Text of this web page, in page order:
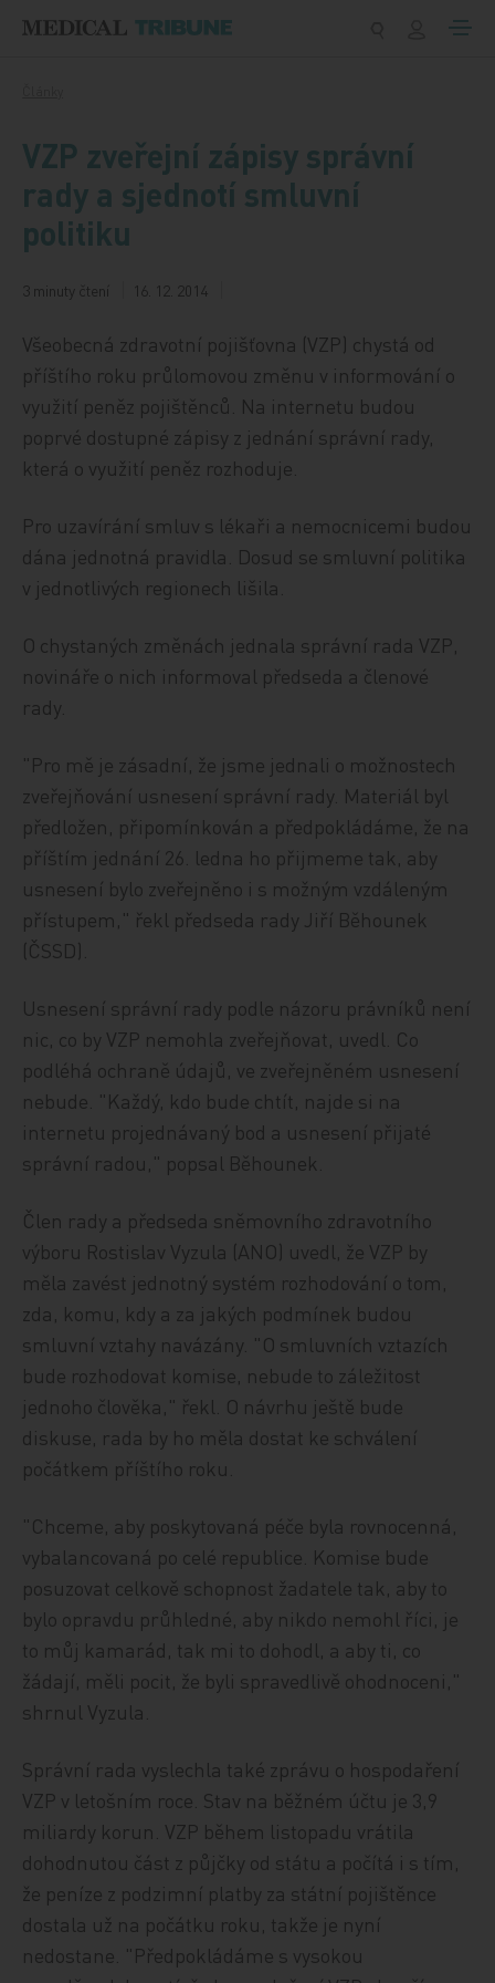
VZP zveřejní zápisy správní
rady a sjednotí smluvní
politiku
3 minuty čtení 16. 12. 2014
Všeobecná zdravotní pojišťovna (VZP) chystá od
příštího roku průlomovou změnu v informování o
využití peněz pojištěnců. Na internetu budou
poprvé dostupné zápisy z jednání správní rady,
která o využití peněz rozhoduje.
Pro uzavírání smluv s lékaři a nemocnicemi budou
dána jednotná pravidla. Dosud se smluvní politika
v jednotlivých regionech lišila.
O chystaných změnách jednala správní rada VZP,
novináře o nich informoval předseda a členové
rady.
"Pro mě je zásadní, že jsme jednali o možnostech
zveřejňování usnesení správní rady. Materiál byl
předložen, připomínkován a předpokládáme, že na
příštím jednání 26. ledna ho přijmeme tak, aby
usnesení bylo zveřejněno i s možným vzdáleným
přístupem," řekl předseda rady Jiří Běhounek
(ČSSD).
Usnesení správní rady podle názoru právníků není
nic, co by VZP nemohla zveřejňovat, uvedl. Co
podléhá ochraně údajů, ve zveřejněném usnesení
nebude. "Každý, kdo bude chtít, najde si na
internetu projednávaný bod a usnesení přijaté
správní radou," popsal Běhounek.
Člen rady a předseda sněmovního zdravotního
výboru Rostislav Vyzula (ANO) uvedl, že VZP by
měla zavést jednotný systém rozhodování o tom,
zda, komu, kdy a za jakých podmínek budou
smluvní vztahy navázány. "O smluvních vztazích
bude rozhodovat komise, nebude to záležitost
jednoho člověka," řekl. O návrhu ještě bude
diskuse, rada by ho měla dostat ke schválení
počátkem příštího roku.
"Chceme, aby poskytovaná péče byla rovnocenná,
vybalancovaná po celé republice. Komise bude
posuzovat celkově schopnost žadatele tak, aby to
bylo opravdu průhledné, aby nikdo nemohl říci, je
to můj kamarád, tak mi to dohodl, a aby ti, co
žádají, měli pocit, že byli spravedlivě ohodnoceni,"
shrnul Vyzula.
Správní rada vyslechla také zprávu o hospodaření
VZP v letošním roce. Stav na běžném účtu je 3,9
miliardy korun. VZP během listopadu vrátila
dohodnutou část z půjčky od státu a počítá i s tím,
že peníze z podzimní platby za státní pojištěnce
dostala už na počátku roku, takže je nyní
nedostane. "Předpokládáme s vysokou